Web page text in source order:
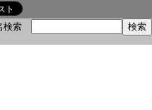
検索